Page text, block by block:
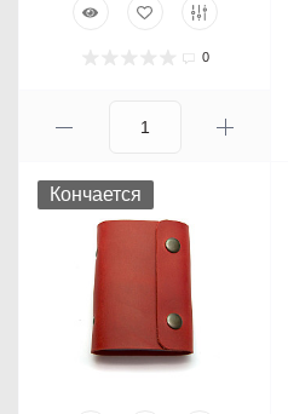
0
Кончается